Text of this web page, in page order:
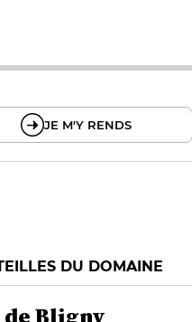
JE M'Y RENDS
DU DOMAINE